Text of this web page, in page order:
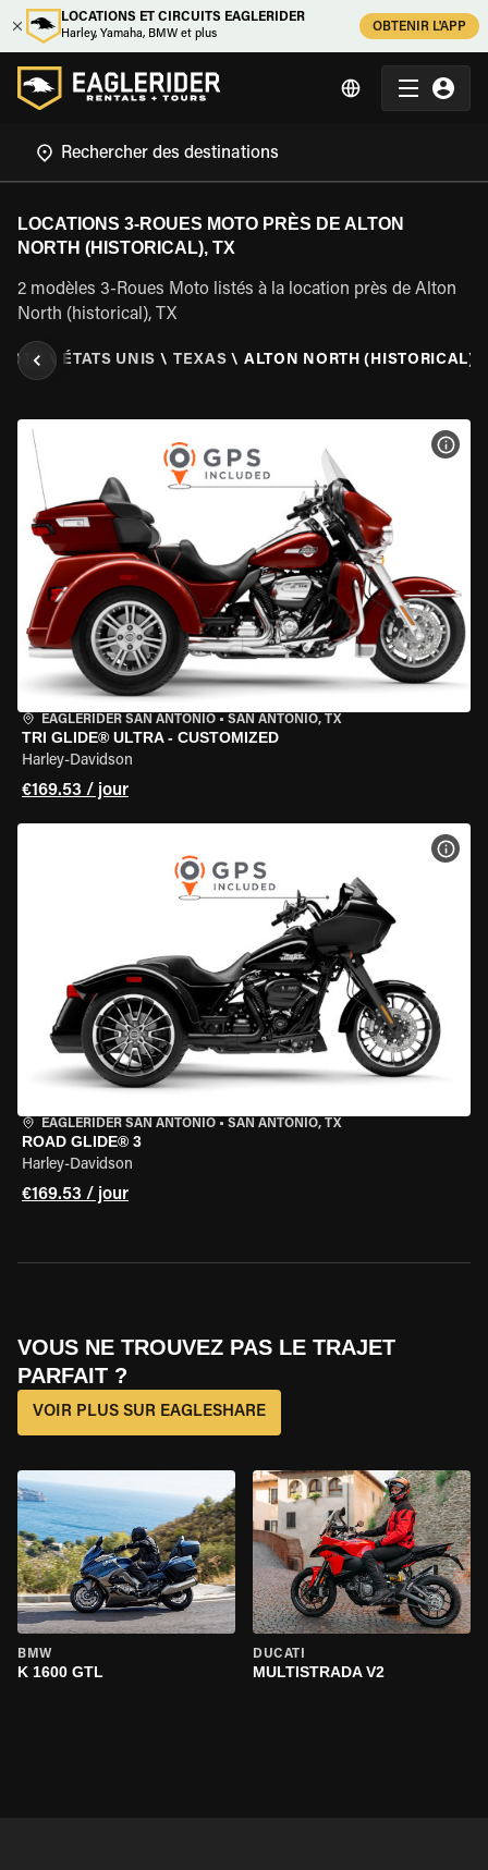
LOCATIONS ET CIRCUITS EAGLERIDER
Harley, Yamaha, BMW et plus
OBTENIR L'APP
LOCATIONS 3-ROUES MOTO PRÈS DE ALTON
NORTH (HISTORICAL), TX
2 modèles 3-Roues Moto listés à la location près de Alton
North (historical), TX
\ ÉTATS UNIS \ TEXAS \ ALTON NORTH (HISTORICAL),
EAGLERIDER SAN ANTONIO • SAN ANTONIO, TX
TRI GLIDE® ULTRA - CUSTOMIZED
Harley-Davidson
€169.53 / jour
EAGLERIDER SAN ANTONIO • SAN ANTONIO, TX
ROAD GLIDE® 3
Harley-Davidson
€169.53 / jour
VOUS NE TROUVEZ PAS LE TRAJET
PARFAIT ?
VOIR PLUS SUR EAGLESHARE
BMW
K 1600 GTL
DUCATI
MULTISTRADA V2